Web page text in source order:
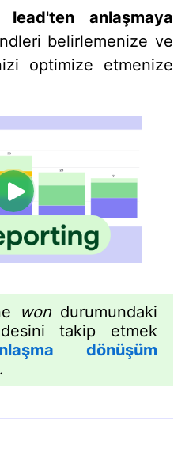
lead'ten anlaşmaya
belirlemenize ve
optimize etmenize
won durumundaki
takip etmek
dönüşüm